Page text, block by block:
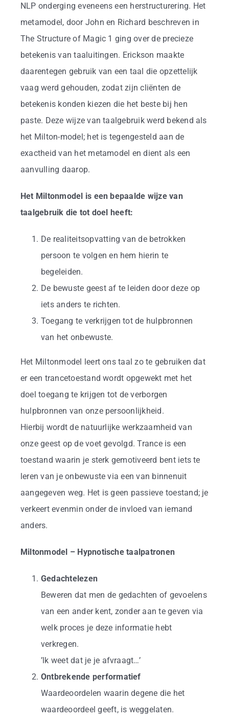
NLP onderging eveneens een herstructurering. Het
metamodel, door John en Richard beschreven in
The Structure of Magic 1 ging over de precieze
betekenis van taaluitingen. Erickson maakte
daarentegen gebruik van een taal die opzettelijk
vaag werd gehouden, zodat zijn cliënten de
betekenis konden kiezen die het beste bij hen
paste. Deze wijze van taalgebruik werd bekend als
het Milton-model; het is tegengesteld aan de
exactheid van het metamodel en dient als een
aanvulling daarop.
Het Miltonmodel is een bepaalde wijze van
taalgebruik die tot doel heeft:
De realiteitsopvatting van de betrokken
persoon te volgen en hem hierin te
begeleiden.
De bewuste geest af te leiden door deze op
iets anders te richten.
Toegang te verkrijgen tot de hulpbronnen
van het onbewuste.
Het Miltonmodel leert ons taal zo te gebruiken dat
er een trancetoestand wordt opgewekt met het
doel toegang te krijgen tot de verborgen
hulpbronnen van onze persoonlijkheid.
Hierbij wordt de natuurlijke werkzaamheid van
onze geest op de voet gevolgd. Trance is een
toestand waarin je sterk gemotiveerd bent iets te
leren van je onbewuste via een van binnenuit
aangegeven weg. Het is geen passieve toestand; je
verkeert evenmin onder de invloed van iemand
anders.
Miltonmodel – Hypnotische taalpatronen
Gedachtelezen
Beweren dat men de gedachten of gevoelens
van een ander kent, zonder aan te geven via
welk proces je deze informatie hebt
verkregen.
’lk weet dat je je afvraagt…’
Ontbrekende performatief
Waardeoordelen waarin degene die het
waardeoordeel geeft, is weggelaten.